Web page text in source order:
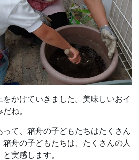
をかけていきました。美味しいおイ
ね。
て、箱舟の子どもたちはたくさん
舟の子どもたちは、たくさんの人
実感します。